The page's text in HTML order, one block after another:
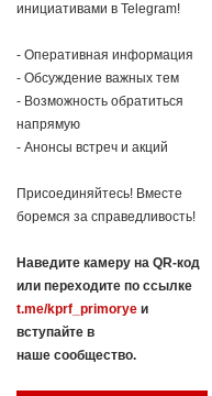
инициативами в Telegram!
- Оперативная информация
- Обсуждение важных тем
- Возможность обратиться
напрямую
- Анонсы встреч и акций
Присоединяйтесь! Вместе
боремся за справедливость!
Наведите камеру на QR-код
или переходите по ссылке
t.me/kprf_primorye и
вступайте в
наше сообщество.